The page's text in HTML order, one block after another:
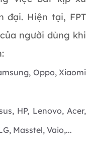
đại. Hiện tại, FPT
người dùng khi
Oppo, Xiaomi
HP, Lenovo, Acer,
Masstel, Vaio,...